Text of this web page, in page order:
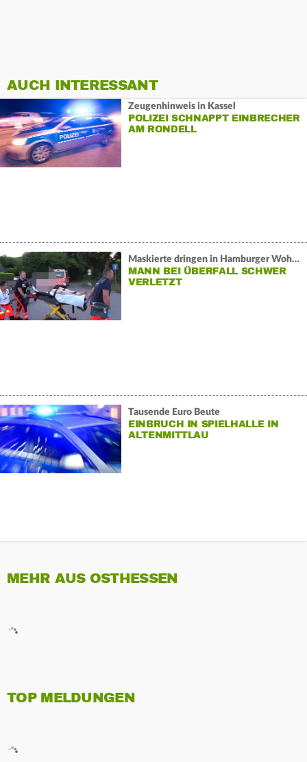
AUCH INTERESSANT
Zeugenhinweis in Kassel
POLIZEI SCHNAPPT EINBRECHER
AM RONDELL
Maskierte dringen in Hamburger Wohnhaus ein:
MANN BEI ÜBERFALL SCHWER
VERLETZT
Tausende Euro Beute
EINBRUCH IN SPIELHALLE IN
ALTENMITTLAU
MEHR AUS OSTHESSEN
TOP MELDUNGEN